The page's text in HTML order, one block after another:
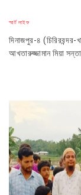
স্মার্ট লাইফ
দিনাজপুর-৪
আখতারুজ্জামান মিয়া